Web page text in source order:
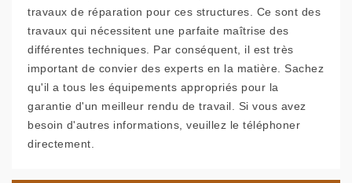
travaux de réparation pour ces structures. Ce sont des
travaux qui nécessitent une parfaite maîtrise des
différentes techniques. Par conséquent, il est très
important de convier des experts en la matière. Sachez
qu'il a tous les équipements appropriés pour la
garantie d'un meilleur rendu de travail. Si vous avez
besoin d'autres informations, veuillez le téléphoner
directement.